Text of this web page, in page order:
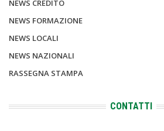
NEWS CREDITO
NEWS FORMAZIONE
NEWS LOCALI
NEWS NAZIONALI
RASSEGNA STAMPA
CONTATTI